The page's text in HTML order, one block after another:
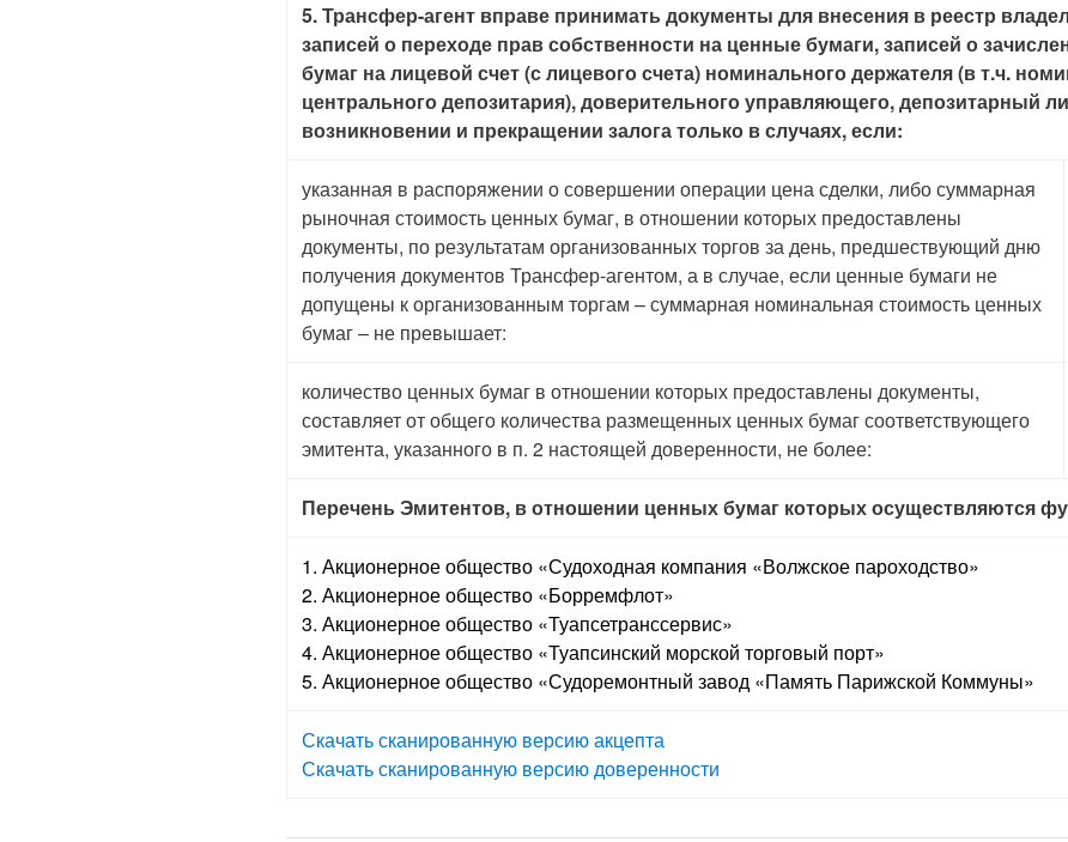
5. Трансфер-агент вправе принимать документы для внесения в реестр
записей о переходе прав собственности на ценные бумаги, записей о
бумаг на лицевой счет (с лицевого счета) номинального держателя (в т.ч.
центрального депозитария), доверительного управляющего, депозитарный
возникновении и прекращении залога только в случаях, если:
указанная в распоряжении о совершении операции цена сделки, либо суммарная
рыночная стоимость ценных бумаг, в отношении которых предоставлены
документы, по результатам организованных торгов за день, предшествующий дню
получения документов Трансфер-агентом, а в случае, если ценные бумаги не
допущены к организованным торгам – суммарная номинальная стоимость ценных
бумаг – не превышает:
количество ценных бумаг в отношении которых предоставлены документы,
составляет от общего количества размещенных ценных бумаг соответствующего
эмитента, указанного в п. 2 настоящей доверенности, не более:
Перечень Эмитентов, в отношении ценных бумаг которых осуществляются
1. Акционерное общество «Судоходная компания «Волжское пароходство»
2. Акционерное общество «Борремфлот»
3. Акционерное общество «Туапсетранссервис»
4. Акционерное общество «Туапсинский морской торговый порт»
5. Акционерное общество «Судоремонтный завод «Память Парижской Коммуны»
Скачать сканированную версию акцепта
Скачать сканированную версию доверенности